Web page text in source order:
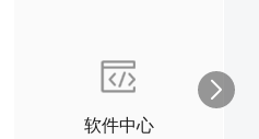
软件中心